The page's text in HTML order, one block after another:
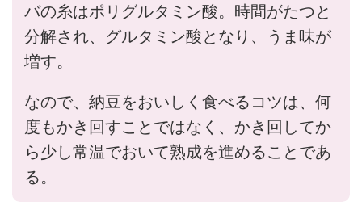
バの糸はポリグルタミン酸。時間がたつと
分解され、グルタミン酸となり、うま味が
増す。
なので、納豆をおいしく食べるコツは、何
度もかき回すことではなく、かき回してか
ら少し常温でおいて熟成を進めることであ
る。